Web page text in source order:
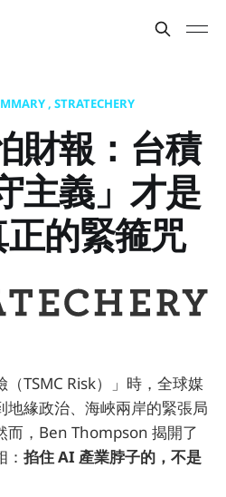
STRATECHERY
財報：台積
主義」才是
的緊箍咒
TSMC Risk）」時，全球媒
地緣政治、海峽兩岸的緊張局
而，Ben Thompson 揭開了
掐住 AI 產業脖子的，不是